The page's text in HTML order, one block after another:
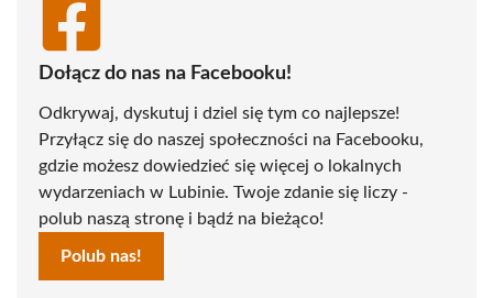
Dołącz do nas na Facebooku!
Odkrywaj, dyskutuj i dziel się tym co najlepsze!
Przyłącz się do naszej społeczności na Facebooku,
gdzie możesz dowiedzieć się więcej o lokalnych
wydarzeniach w Lubinie. Twoje zdanie się liczy -
polub naszą stronę i bądź na bieżąco!
Polub nas!